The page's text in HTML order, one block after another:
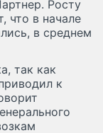
Росту
что в начале
в среднем
так как
к